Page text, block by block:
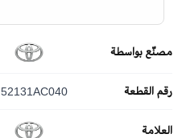
مصنّع بواسطة
رقم القطعة 52131AC040
العلامة